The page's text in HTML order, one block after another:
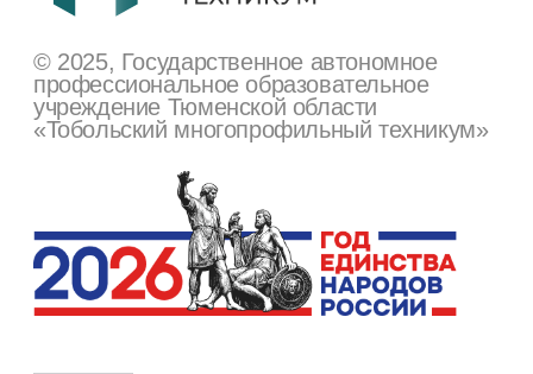
Техникум сегодня
Преподавателям